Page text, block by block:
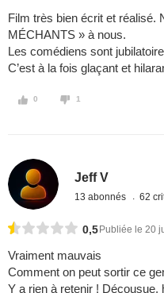
Film très bien écrit et réalisé.
MÉCHANTS » à nous.
Les comédiens sont
C’est à la fois glaçant et
0 1
Jeff V
13 abonnés 62
0,5 Publiée le 20
Vraiment mauvais
Comment on peut sortir ce
Y a rien à retenir !